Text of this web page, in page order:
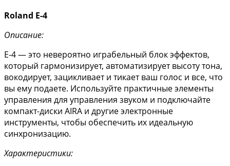
Roland E-4
Описание:
E-4 — это невероятно играбельный блок эффектов,
который гармонизирует, автоматизирует высоту тона,
вокодирует, зацикливает и тикает ваш голос и все, что
вы ему подаете. Используйте практичные элементы
управления для управления звуком и подключайте
компакт-диски AIRA и другие электронные
инструменты, чтобы обеспечить их идеальную
синхронизацию.
Характеристики: